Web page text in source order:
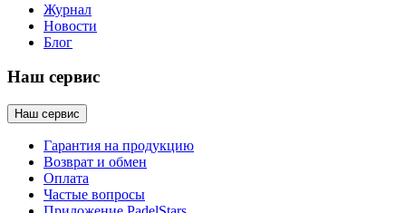
Журнал
Новости
Блог
Наш сервис
Наш сервис
Гарантия на продукцию
Возврат и обмен
Оплата
Частые вопросы